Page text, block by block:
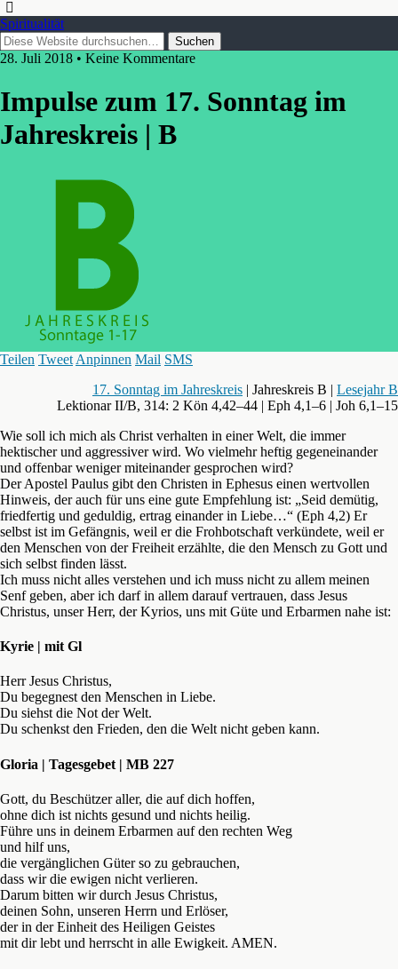
Spiritualität
28. Juli 2018 • Keine Kommentare
Impulse zum 17. Sonntag im
Jahreskreis | B
Teilen Tweet Anpinnen Mail SMS
17. Sonntag im Jahreskreis | Jahreskreis B | Lesejahr B
Lektionar II/B, 314: 2 Kön 4,42–44 | Eph 4,1–6 | Joh 6,1–15
Wie soll ich mich als Christ verhalten in einer Welt, die immer
hektischer und aggressiver wird. Wo vielmehr heftig gegeneinander
und offenbar weniger miteinander gesprochen wird?
Der Apostel Paulus gibt den Christen in Ephesus einen wertvollen
Hinweis, der auch für uns eine gute Empfehlung ist: „Seid demütig,
friedfertig und geduldig, ertrag einander in Liebe…“ (Eph 4,2) Er
selbst ist im Gefängnis, weil er die Frohbotschaft verkündete, weil er
den Menschen von der Freiheit erzählte, die den Mensch zu Gott und
sich selbst finden lässt.
Ich muss nicht alles verstehen und ich muss nicht zu allem meinen
Senf geben, aber ich darf in allem darauf vertrauen, dass Jesus
Christus, unser Herr, der Kyrios, uns mit Güte und Erbarmen nahe ist:
Kyrie | mit Gl
Herr Jesus Christus,
Du begegnest den Menschen in Liebe.
Du siehst die Not der Welt.
Du schenkst den Frieden, den die Welt nicht geben kann.
Gloria | Tagesgebet | MB 227
Gott, du Beschützer aller, die auf dich hoffen,
ohne dich ist nichts gesund und nichts heilig.
Führe uns in deinem Erbarmen auf den rechten Weg
und hilf uns,
die vergänglichen Güter so zu gebrauchen,
dass wir die ewigen nicht verlieren.
Darum bitten wir durch Jesus Christus,
deinen Sohn, unseren Herrn und Erlöser,
der in der Einheit des Heiligen Geistes
mit dir lebt und herrscht in alle Ewigkeit. AMEN.